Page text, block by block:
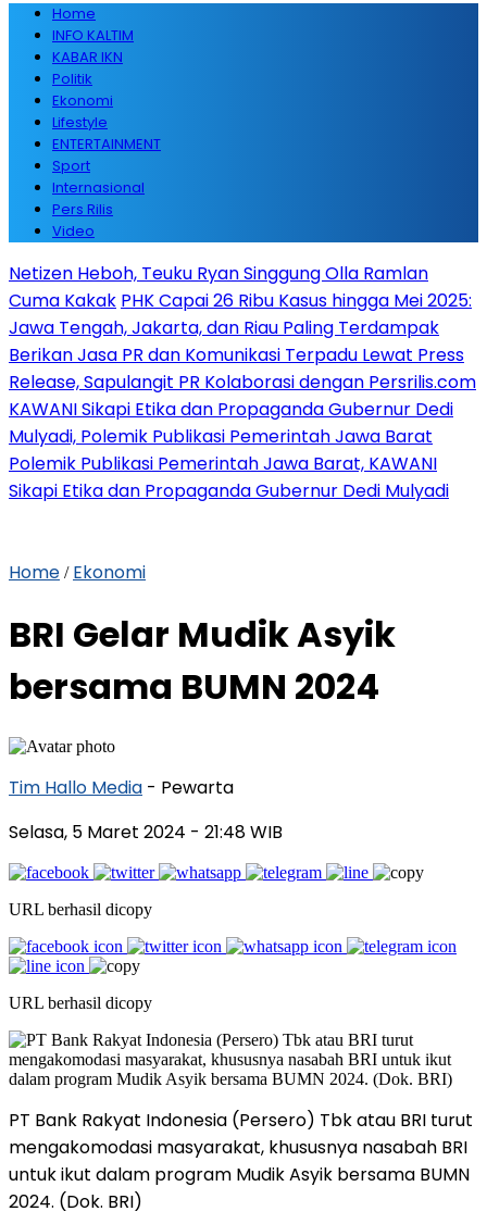
Home
INFO KALTIM
KABAR IKN
Politik
Ekonomi
Lifestyle
ENTERTAINMENT
Sport
Internasional
Pers Rilis
Video
Netizen Heboh, Teuku Ryan Singgung Olla Ramlan
Cuma Kakak PHK Capai 26 Ribu Kasus hingga Mei 2025:
Jawa Tengah, Jakarta, dan Riau Paling Terdampak
Berikan Jasa PR dan Komunikasi Terpadu Lewat Press
Release, Sapulangit PR Kolaborasi dengan Persrilis.com
KAWANI Sikapi Etika dan Propaganda Gubernur Dedi
Mulyadi, Polemik Publikasi Pemerintah Jawa Barat
Polemik Publikasi Pemerintah Jawa Barat, KAWANI
Sikapi Etika dan Propaganda Gubernur Dedi Mulyadi
Home / Ekonomi
BRI Gelar Mudik Asyik
bersama BUMN 2024
Tim Hallo Media - Pewarta
Selasa, 5 Maret 2024 - 21:48 WIB
URL berhasil dicopy
URL berhasil dicopy
PT Bank Rakyat Indonesia (Persero) Tbk atau BRI turut
mengakomodasi masyarakat, khususnya nasabah BRI
untuk ikut dalam program Mudik Asyik bersama BUMN
2024. (Dok. BRI)